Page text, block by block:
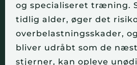
og specialiseret træning.
tidlig alder, øger det
overbelastningsskader,
bliver udråbt som de
stjerner, kan opleve